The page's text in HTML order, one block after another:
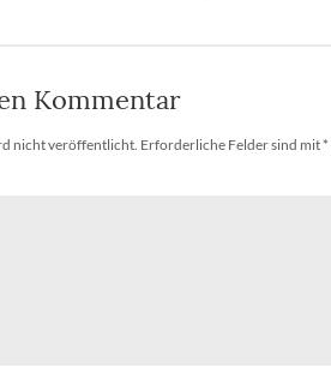
Kommentar
nicht veröffentlicht. Erforderliche Felder sind mit *